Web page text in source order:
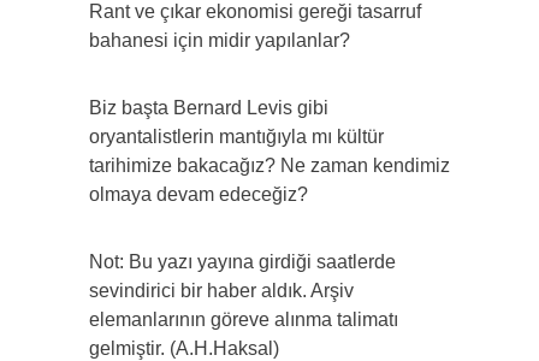
Rant ve çıkar ekonomisi gereği tasarruf
bahanesi için midir yapılanlar?
Biz başta Bernard Levis gibi
oryantalistlerin mantığıyla mı kültür
tarihimize bakacağız? Ne zaman kendimiz
olmaya devam edeceğiz?
Not: Bu yazı yayına girdiği saatlerde
sevindirici bir haber aldık. Arşiv
elemanlarının göreve alınma talimatı
gelmiştir. (A.H.Haksal)